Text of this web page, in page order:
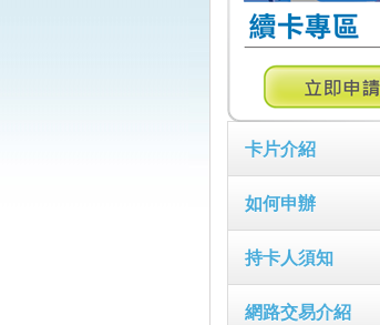
卡片介紹
如何申辦
持卡人須知
網路交易介紹